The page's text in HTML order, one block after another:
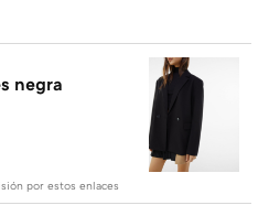
negra
por estos enlaces